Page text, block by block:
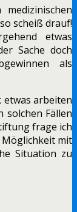
scheiß drauf!
etwas
Sache doch
als
etwas arbeiten
solchen Fällen
frage ich
Möglichkeit mit
Situation zu